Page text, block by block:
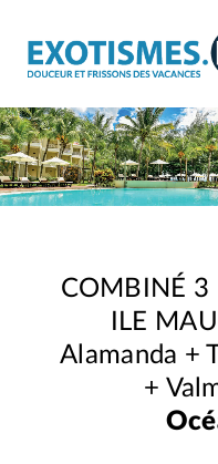
COMBINÉ 3
ILE
Alamanda +
+